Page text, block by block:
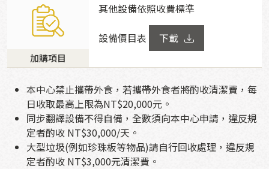
加購項目
其他設備依照收費標準
設備價目表 下載
本中心禁止攜帶外食，若攜帶外食者將酌收清潔費，每
日收取最高上限為NT$20,000元。
同步翻譯設備不得自備，全數須向本中心申請，違反規
定者酌收 NT$30,000/天。
大型垃圾(例如珍珠板等物品)請自行回收處理，違反規
定者酌收 NT$3,000元清潔費。